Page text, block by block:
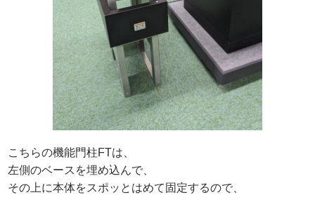
こちらの機能門柱FTは、
左側のベースを埋め込んで、
その上に本体をスポッとはめて固定するので、